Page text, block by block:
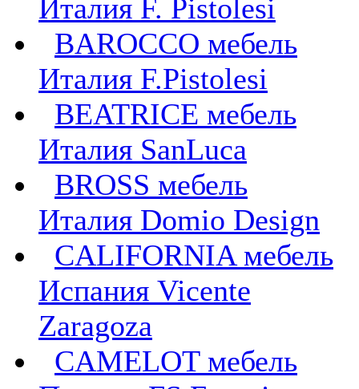
Италия F. Pistolesi
BAROCCO мебель
Италия F.Pistolesi
BEATRICE мебель
Италия SanLuca
BROSS мебель
Италия Domio Design
CALIFORNIA мебель
Испания Vicente
Zaragoza
CAMELOT мебель